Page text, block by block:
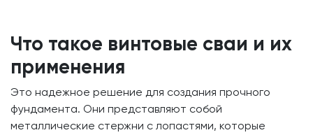
Что такое винтовые сваи и их
применения
Это надежное решение для создания прочного
фундамента. Они представляют собой
металлические стержни с лопастями, которые